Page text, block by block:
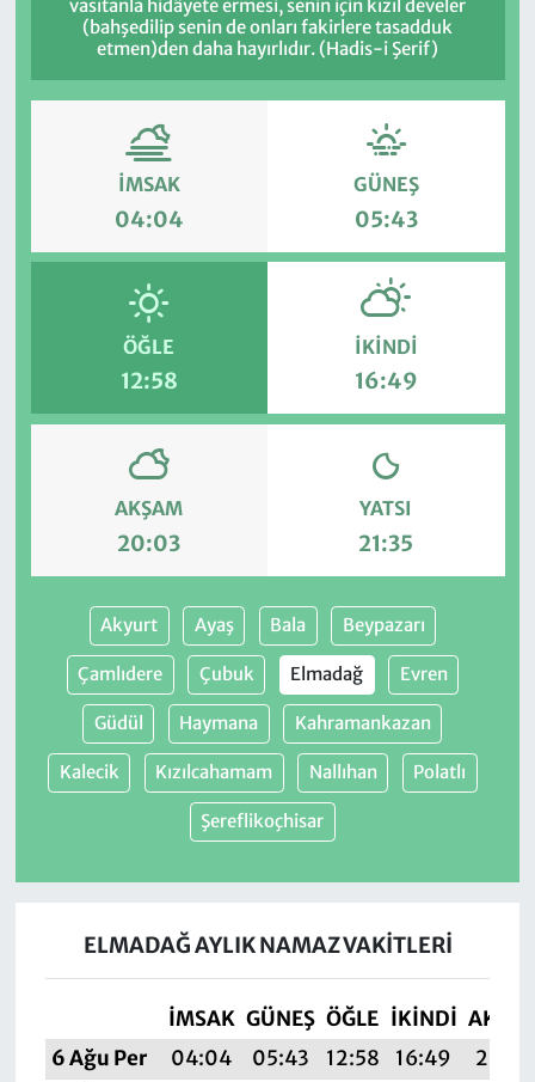
vasıtanla hidâyete ermesi, senin için kızıl develer
(bahşedilip senin de onları fakirlere tasadduk
etmen)den daha hayırlıdır. (Hadis-i Şerif)
İMSAK
04:04
GÜNEŞ
05:43
ÖĞLE
12:58
İKINDI
16:49
AKŞAM
20:03
YATSI
21:35
Akyurt Ayaş Bala Beypazarı
Çamlıdere Çubuk Elmadağ Evren
Güdül Haymana Kahramankazan
Kalecik Kızılcahamam Nallıhan Polatlı
Şereflikoçhisar
ELMADAĞ AYLIK NAMAZ VAKITLERI
İMSAK GÜNEŞ ÖĞLE İKINDI
6 Ağu Per
04:04 05:43 12:58 16:49
20:03